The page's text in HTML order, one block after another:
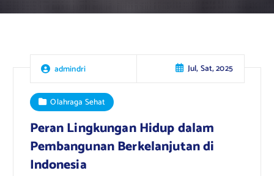
admindri Jul, Sat, 2025
Olahraga Sehat
Peran Lingkungan Hidup dalam
Pembangunan Berkelanjutan di
Indonesia